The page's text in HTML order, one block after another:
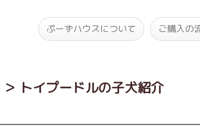
ぷーずハウスについて ご購入の
＞ トイプードルの子犬紹介